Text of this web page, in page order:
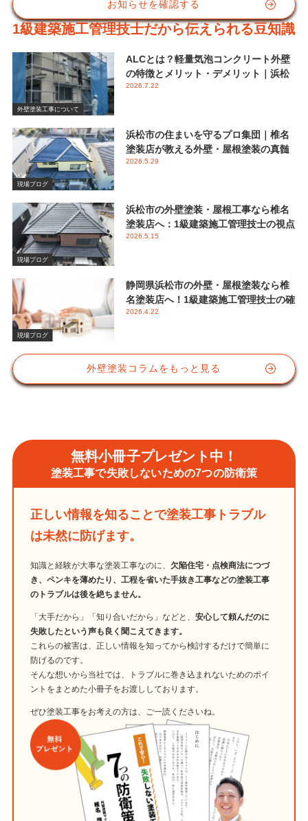
お知らせを確認する
1級建築施工管理技士だから伝えられる豆知識
外壁塗装工事について
ALCとは？軽量気泡コンクリート外壁
の特徴とメリット・デメリット｜浜松
市 椎名塗装店
2026.7.22
現場ブログ
浜松市の住まいを守るプロ集団｜椎名
塗装店が教える外壁・屋根塗装の真髄
と失敗しない業者選び
2026.5.29
現場ブログ
浜松市の外壁塗装・屋根工事なら椎名
塗装店へ：1級建築施工管理技士の視点
で伝える後悔しないメンテナンス
2026.5.15
現場ブログ
静岡県浜松市の外壁・屋根塗装なら椎
名塗装店へ！1級建築施工管理技士の確
かな視点と屋根塗装におけるシリコン
2026.4.22
外壁塗装コラムをもっと見る
無料小冊子プレゼント中！
塗装工事で失敗しないための7つの防衛策
正しい情報を知ることで塗装工事トラブル
は未然に防げます。
知識と経験が大事な塗装工事なのに、 欠陥住宅・点検商法につづ
き、ペンキを薄めたり、工程を省いた手抜き工事などの塗装工事
のトラブルは後を絶ちません。
「大手だから」「知り合いだから」などと、安心して頼んだのに
失敗したという声も良く聞こえてきます。
これらの被害は、正しい情報を知ってから検討するだけで簡単に
防げるのです。
そんな想いから当社では、トラブルに巻き込まれないためのポイ
ントをまとめた小冊子をお渡ししております。
ぜひ塗装工事をお考えの方は、ご一読くださいね。